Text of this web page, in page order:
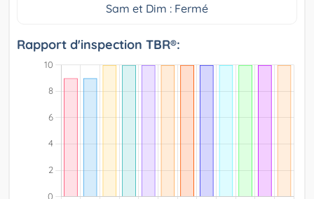
Sam et Dim : Fermé
Rapport d'inspection TBR®: